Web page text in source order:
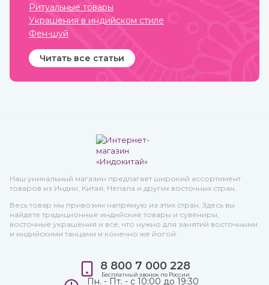
Ритуальные товары
Украшения в индийском стиле
Фен-шуй
Читать все статьи
Наш уникальный магазин предлагает широкий ассортимент
товаров из Индии, Китая, Непала и других восточных стран.
Весь товар мы привозим напрямую из этих стран. Здесь вы
найдете традиционные индийские товары и сувениры,
восточные украшения и все, что нужно для занятий восточными
и индийскими танцами и конечно же йогой.
8 800 7 000 228
Бесплатный звонок по России
Пн. - Пт. - с 10:00 до 19:30